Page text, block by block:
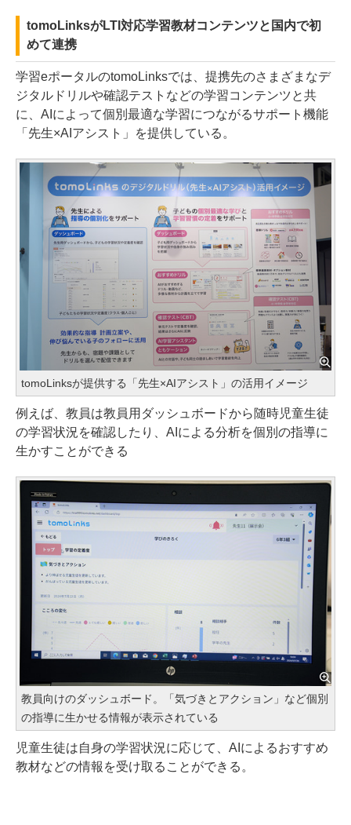
tomoLinksがLTI対応学習教材コンテンツと国内で初
めて連携
学習eポータルのtomoLinksでは、提携先のさまざまなデ
ジタルドリルや確認テストなどの学習コンテンツと共
に、AIによって個別最適な学習につながるサポート機能
「先生×AIアシスト」を提供している。
tomoLinksが提供する「先生×AIアシスト」の活用イメージ
例えば、教員は教員用ダッシュボードから随時児童生徒
の学習状況を確認したり、AIによる分析を個別の指導に
生かすことができる
教員向けのダッシュボード。「気づきとアクション」など個別
の指導に生かせる情報が表示されている
児童生徒は自身の学習状況に応じて、AIによるおすすめ
教材などの情報を受け取ることができる。